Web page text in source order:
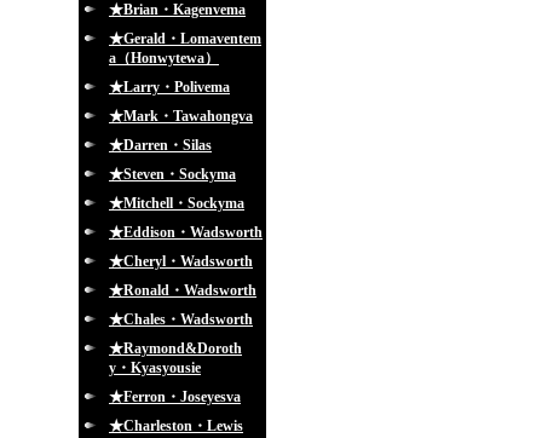
★Brian・Kagenvema
★Gerald・Lomaventem
a（Honwytewa）
★Larry・Polivema
★Mark・Tawahongva
★Darren・Silas
★Steven・Sockyma
★Mitchell・Sockyma
★Eddison・Wadsworth
★Cheryl・Wadsworth
★Ronald・Wadsworth
★Chales・Wadsworth
★Raymond&Doroth
y・Kyasyousie
★Ferron・Joseyesva
★Charleston・Lewis